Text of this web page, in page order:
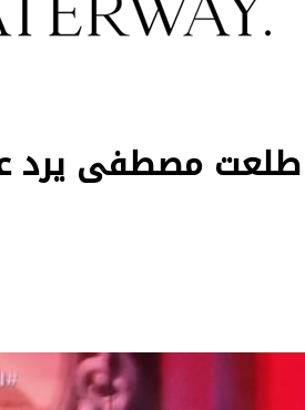
مصطفى يرد